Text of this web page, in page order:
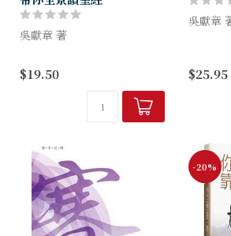
吳獻章 著
到多少寶？抑或入寶山卻空手
如何才能在聖經中挖到寶？態
$19.50
吳獻章
化多端
在先知
以賽亞
神的公
$25.95
-20%